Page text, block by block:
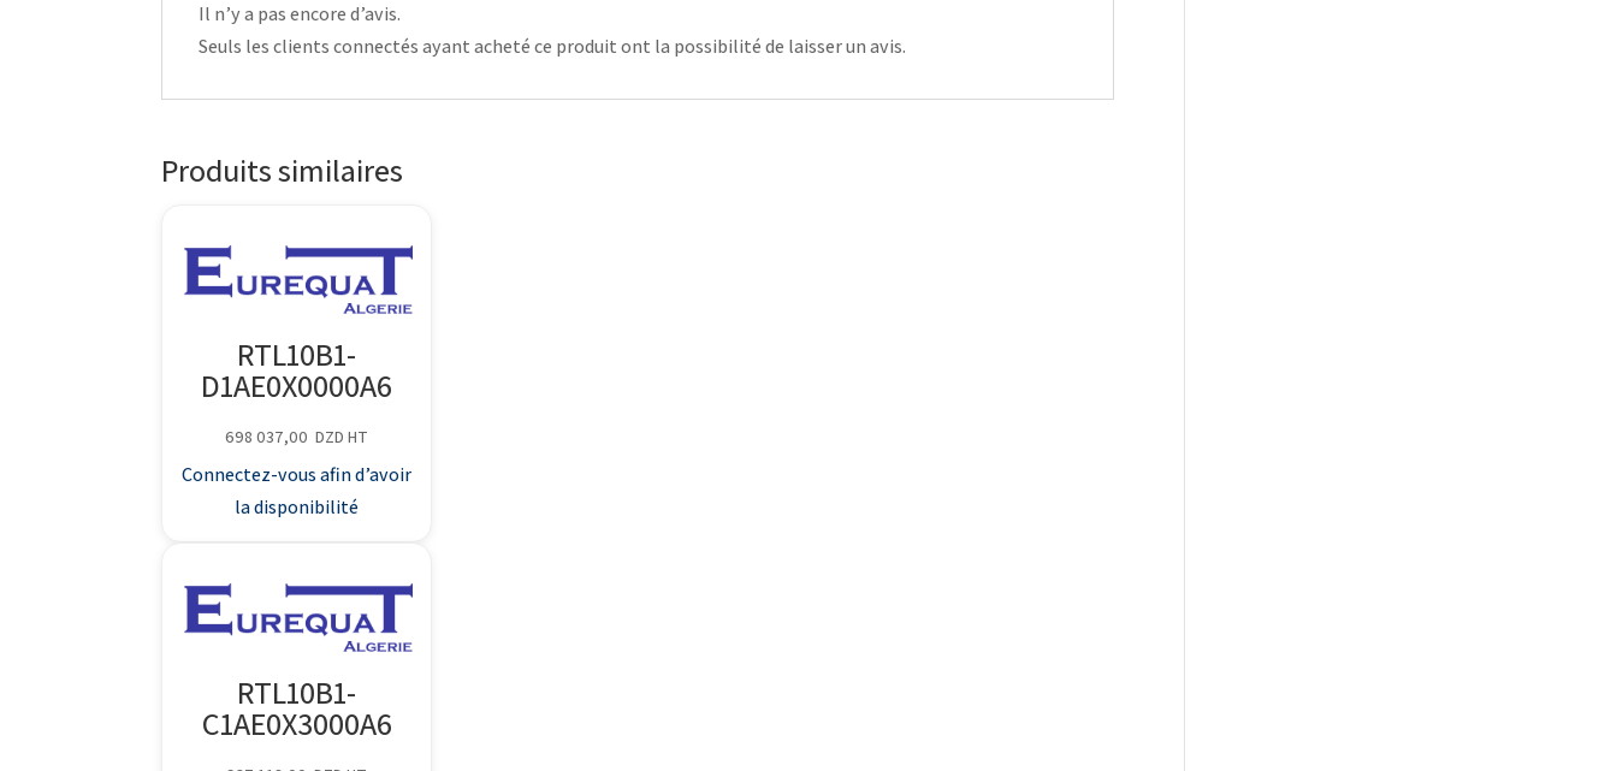
Il n’y a pas encore d’avis.
Seuls les clients connectés ayant acheté ce produit ont la possibilité de laisser un avis.
Produits similaires
RTL10B1-
D1AE0X0000A6
698 037,00 DZD HT
Connectez-vous afin d’avoir
la disponibilité
RTL10B1-
C1AE0X3000A6